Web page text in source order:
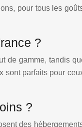
pour tous les
?
de gamme, tandis
parfaits pour
?
des